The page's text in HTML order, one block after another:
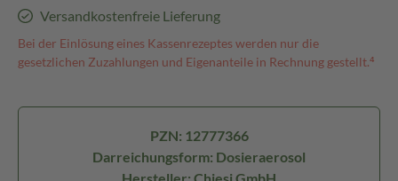
Versandkostenfreie Lieferung
Bei der Einlösung eines Kassenrezeptes werden nur die
gesetzlichen Zuzahlungen und Eigenanteile in Rechnung gestellt.⁴
PZN: 12777366
Darreichungsform: Dosieraerosol